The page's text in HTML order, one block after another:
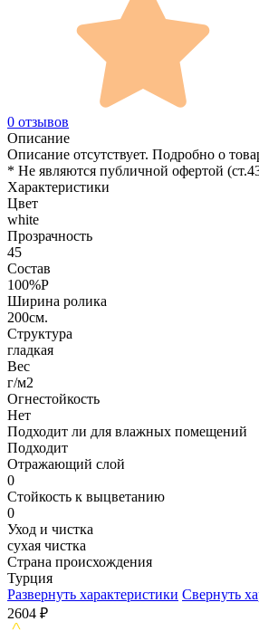
0 отзывов
Описание
Описание отсутствует. Подробно о
* Не являются публичной офертой
Характеристики
Цвет
white
Прозрачность
45
Состав
100%P
Ширина ролика
200см.
Структура
гладкая
Вес
г/м2
Огнестойкость
Нет
Подходит ли для влажных помещений
Подходит
Отражающий слой
0
Стойкость к выцветанию
0
Уход и чистка
сухая чистка
Страна происхождения
Турция
Развернуть характеристики Свернуть
2604 ₽